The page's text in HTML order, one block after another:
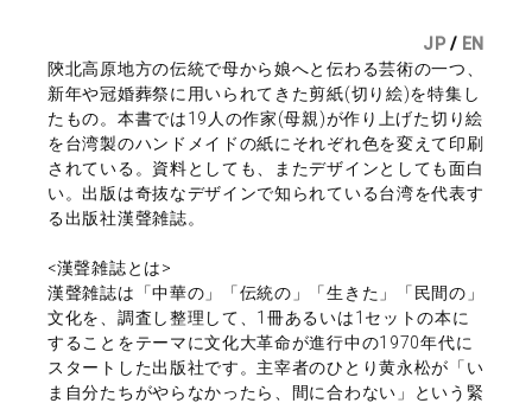
JP / EN
陝北高原地方の伝統で母から娘へと伝わる芸術の一つ、
新年や冠婚葬祭に用いられてきた剪紙(切り絵)を特集し
たもの。本書では19人の作家(母親)が作り上げた切り絵
を台湾製のハンドメイドの紙にそれぞれ色を変えて印刷
されている。資料としても、またデザインとしても面白
い。出版は奇抜なデザインで知られている台湾を代表す
る出版社漢聲雑誌。
<漢聲雑誌とは>
漢聲雑誌は「中華の」「伝統の」「生きた」「民間の」
文化を、調査し整理して、1冊あるいは1セットの本に
することをテーマに文化大革命が進行中の1970年代に
スタートした出版社です。主宰者のひとり黄永松が「い
ま自分たちがやらなかったら、間に合わない」という緊